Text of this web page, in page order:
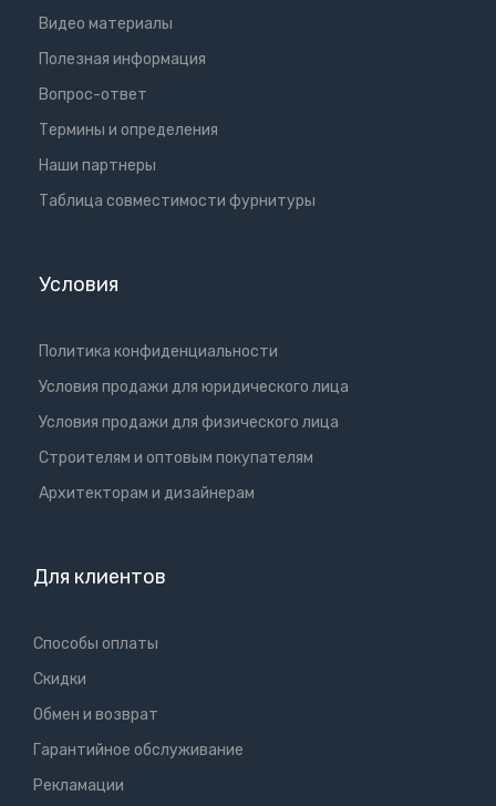
Видео материалы
Полезная информация
Вопрос-ответ
Термины и определения
Наши партнеры
Таблица совместимости фурнитуры
Условия
Политика конфиденциальности
Условия продажи для юридического лица
Условия продажи для физического лица
Cтроителям и оптовым покупателям
Aрхитекторам и дизайнерам
Для клиентов
Способы оплаты
Скидки
Обмен и возврат
Гарантийное обслуживание
Рекламации